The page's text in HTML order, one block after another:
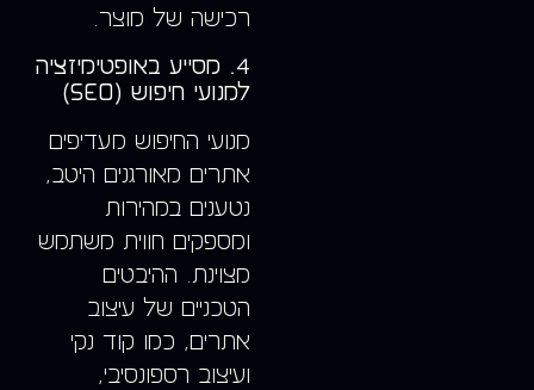
רכישה של מוצר.
4. מסייע באופטימיזציה
למנועי חיפוש (SEO)
מנועי החיפוש מעדיפים
אתרים מאורגנים היטב,
נטענים במהירות
ומספקים חווית משתמש
מצוינת. ההיבטים
הטכניים של עיצוב
אתרים, כמו קוד נקי
ועיצוב רספונסיבי,